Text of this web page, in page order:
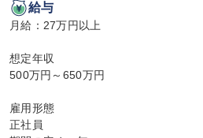
給与
月給：27万円以上
想定年収
500万円～650万円
雇用形態
正社員